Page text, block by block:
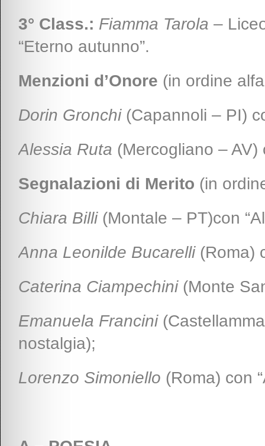
3° Class.: Fiamma Tarola –
“Eterno autunno”.
Menzioni d’Onore (in ordine
Dorin Gronchi (Capannoli – PI)
Alessia Ruta (Mercogliano – AV)
Segnalazioni di Merito (in
Chiara Billi (Montale – PT)con
Anna Leonilde Bucarelli (Roma)
Caterina Ciampechini(Monte
Emanuela Francini
nostalgia);
Lorenzo Simoniello (Roma) con